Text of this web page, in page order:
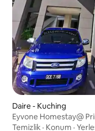
Daire - Kuching
Eyvone Homestay@
Temizlik · Konum ·